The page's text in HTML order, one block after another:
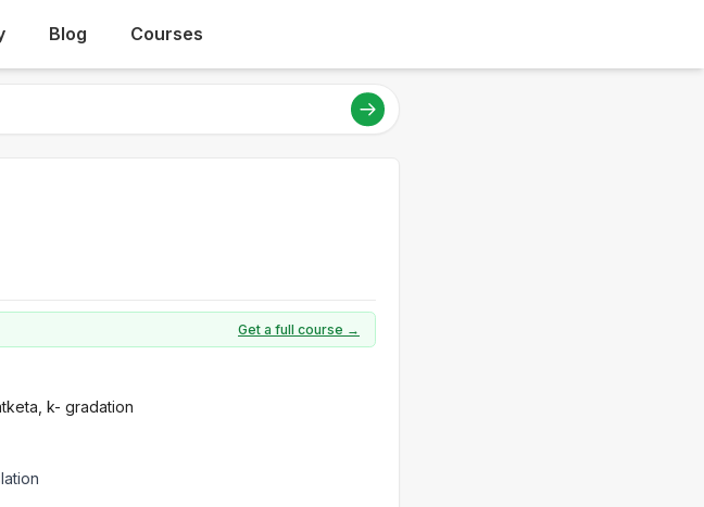
Blog Courses
Get a full course →
k- gradation